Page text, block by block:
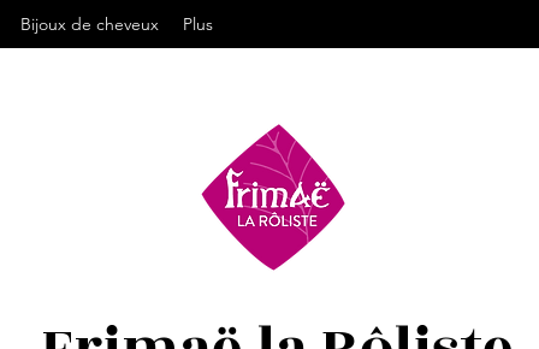
Bijoux de cheveux Plus